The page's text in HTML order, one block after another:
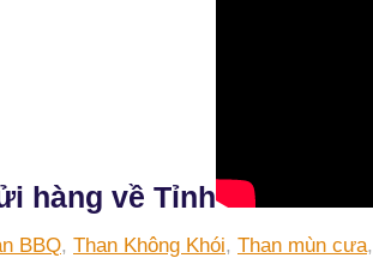
hàng về Tỉnh
BBQ, Than Không Khói, Than mùn cưa